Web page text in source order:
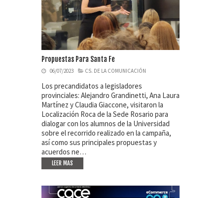
Propuestas Para Santa Fe
06/07/2023 CS. DE LA COMUNICACIÓN
Los precandidatos a legisladores
provinciales: Alejandro Grandinetti, Ana Laura
Martínez y Claudia Giaccone, visitaron la
Localización Roca de la Sede Rosario para
dialogar con los alumnos de la Universidad
sobre el recorrido realizado en la campaña,
así como sus principales propuestas y
acuerdos ne…
LEER MAS